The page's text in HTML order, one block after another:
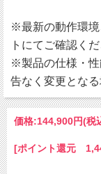
※最新の動作環境
トにてご確認くだ
※製品の仕様・性
告なく変更となる
価格:144,900円(税
[ポイント還元